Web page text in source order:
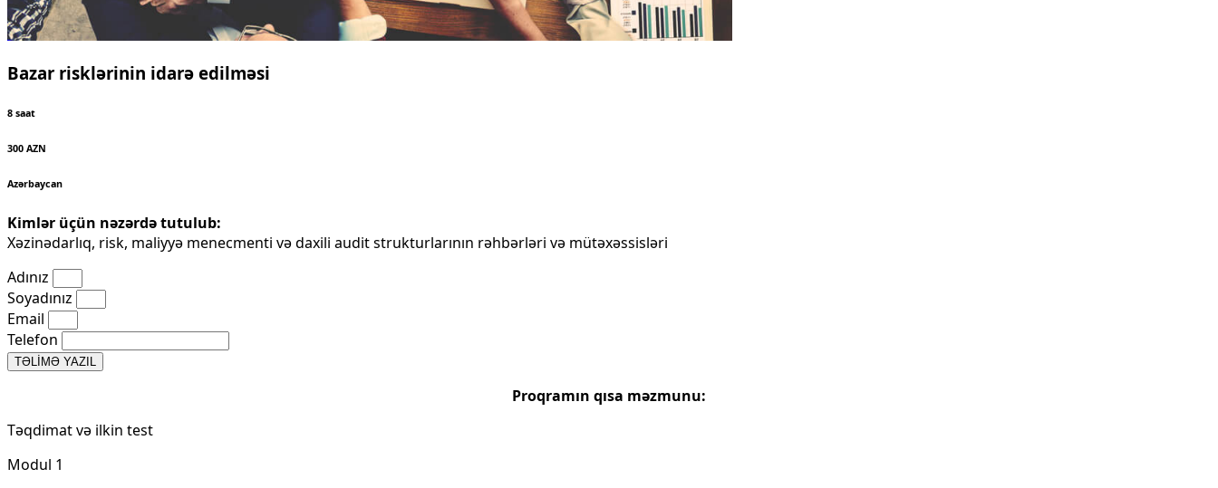
Bazar risklərinin idarə edilməsi
8 saat
300 AZN
Azərbaycan
Kimlər üçün nəzərdə tutulub:
Xəzinədarlıq, risk, maliyyə menecmenti və daxili audit strukturlarının rəhbərləri və mütəxəssisləri
Adınız
Soyadınız
Email
Telefon
TƏLİMƏ YAZIL
Proqramın qısa məzmunu​:
Təqdimat və ilkin test
Modul 1